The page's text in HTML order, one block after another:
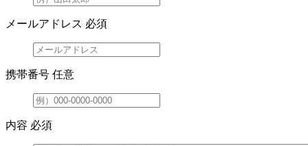
メールアドレス 必須
携帯番号 任意
内容 必須